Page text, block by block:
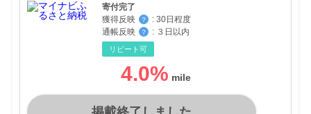
寄付完了
獲得反映
？ : 30日程度
通帳反映
？ : ３日以内
リピート可
4.0%